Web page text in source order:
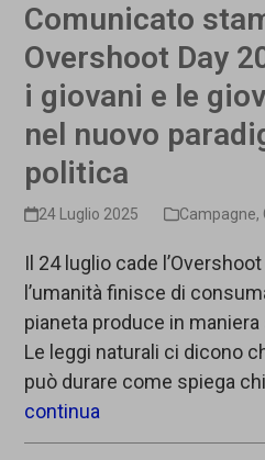
Comunicato
Overshoot Day
i giovani e le
nel nuovo
politica
24 Luglio 2025 Campagne,
Il 24 luglio cade
l’umanità finisce di
pianeta produce in
Le leggi naturali ci dicono
può durare come spiega
continua